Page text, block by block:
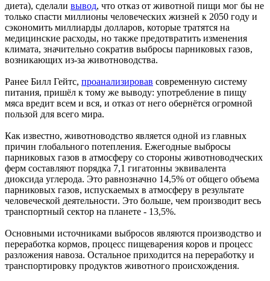
диета), сделали вывод, что отказ от животной пищи мог бы не
только спасти миллионы человеческих жизней к 2050 году и
сэкономить миллиарды долларов, которые тратятся на
медицинские расходы, но также предотвратить изменения
климата, значительно сократив выбросы парниковых газов,
возникающих из-за животноводства.
Ранее Билл Гейтс, проанализировав современную систему
питания, пришёл к тому же выводу: употребление в пищу
мяса вредит всем и вся, и отказ от него обернётся огромной
пользой для всего мира.
Как известно, животноводство является одной из главных
причин глобального потепления. Ежегодные выбросы
парниковых газов в атмосферу со стороны животноводческих
ферм составляют порядка 7,1 гигатонны эквивалента
диоксида углерода. Это равнозначно 14,5% от общего объема
парниковых газов, испускаемых в атмосферу в результате
человеческой деятельности. Это больше, чем производит весь
транспортный сектор на планете - 13,5%.
Основными источниками выбросов являются производство и
переработка кормов, процесс пищеварения коров и процесс
разложения навоза. Остальное приходится на переработку и
транспортировку продуктов животного происхождения.